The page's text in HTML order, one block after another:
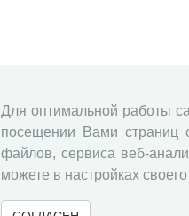
Для оптимальной работы
посещении Вами страниц
файлов, сервиса веб-
можете в настройках